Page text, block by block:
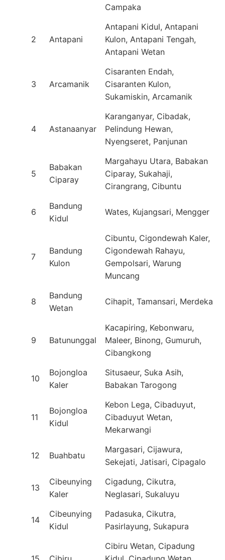
Campaka
2 Antapani
Antapani Kidul, Antapani
Kulon, Antapani Tengah,
Antapani Wetan
3 Arcamanik
Cisaranten Endah,
Cisaranten Kulon,
Sukamiskin, Arcamanik
4 Astanaanyar
Karanganyar, Cibadak,
Pelindung Hewan,
Nyengseret, Panjunan
5
Babakan
Ciparay
Margahayu Utara, Babakan
Ciparay, Sukahaji,
Cirangrang, Cibuntu
6
Bandung
Kidul
Wates, Kujangsari, Mengger
7
Bandung
Kulon
Cibuntu, Cigondewah Kaler,
Cigondewah Rahayu,
Gempolsari, Warung
Muncang
8
Bandung
Wetan
Cihapit, Tamansari, Merdeka
9 Batununggal
Kacapiring, Kebonwaru,
Maleer, Binong, Gumuruh,
Cibangkong
10
Bojongloa
Kaler
Situsaeur, Suka Asih,
Babakan Tarogong
11
Bojongloa
Kidul
Kebon Lega, Cibaduyut,
Cibaduyut Wetan,
Mekarwangi
12 Buahbatu
Margasari, Cijawura,
Sekejati, Jatisari, Cipagalo
13
Cibeunying
Kaler
Cigadung, Cikutra,
Neglasari, Sukaluyu
14
Cibeunying
Kidul
Padasuka, Cikutra,
Pasirlayung, Sukapura
Cibiru Wetan, Cipadung